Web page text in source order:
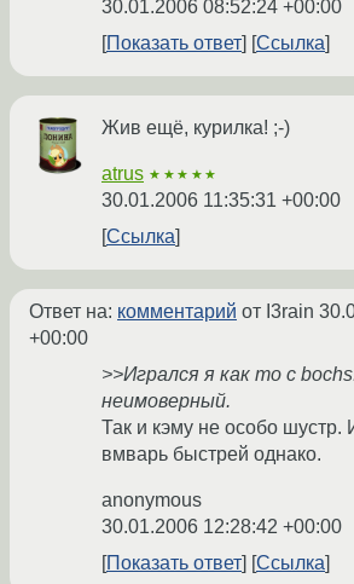
30.01.2006 08:52:24 +00:00
Показать ответ
Ссылка
Жив ещё, курилка! ;-)
atrus ★★★★★
30.01.2006 11:35:31 +00:00
Ссылка
Ответ на: комментарий от I3rain
+00:00
>>Игрался я как то с
неимоверный.
Так и кэму не особо шустр.
вмварь быстрей однако.
anonymous
30.01.2006 12:28:42 +00:00
Показать ответ
Ссылка